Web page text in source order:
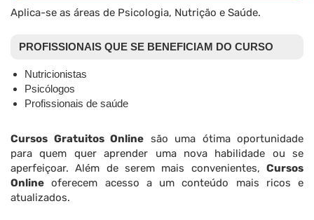
Aplica-se as áreas de Psicologia, Nutrição e Saúde.
PROFISSIONAIS QUE SE BENEFICIAM DO CURSO
Nutricionistas
Psicólogos
Profissionais de saúde
Cursos Gratuitos Online são uma ótima oportunidade
para quem quer aprender uma nova habilidade ou se
aperfeiçoar. Além de serem mais convenientes, Cursos
Online oferecem acesso a um conteúdo mais ricos e
atualizados.